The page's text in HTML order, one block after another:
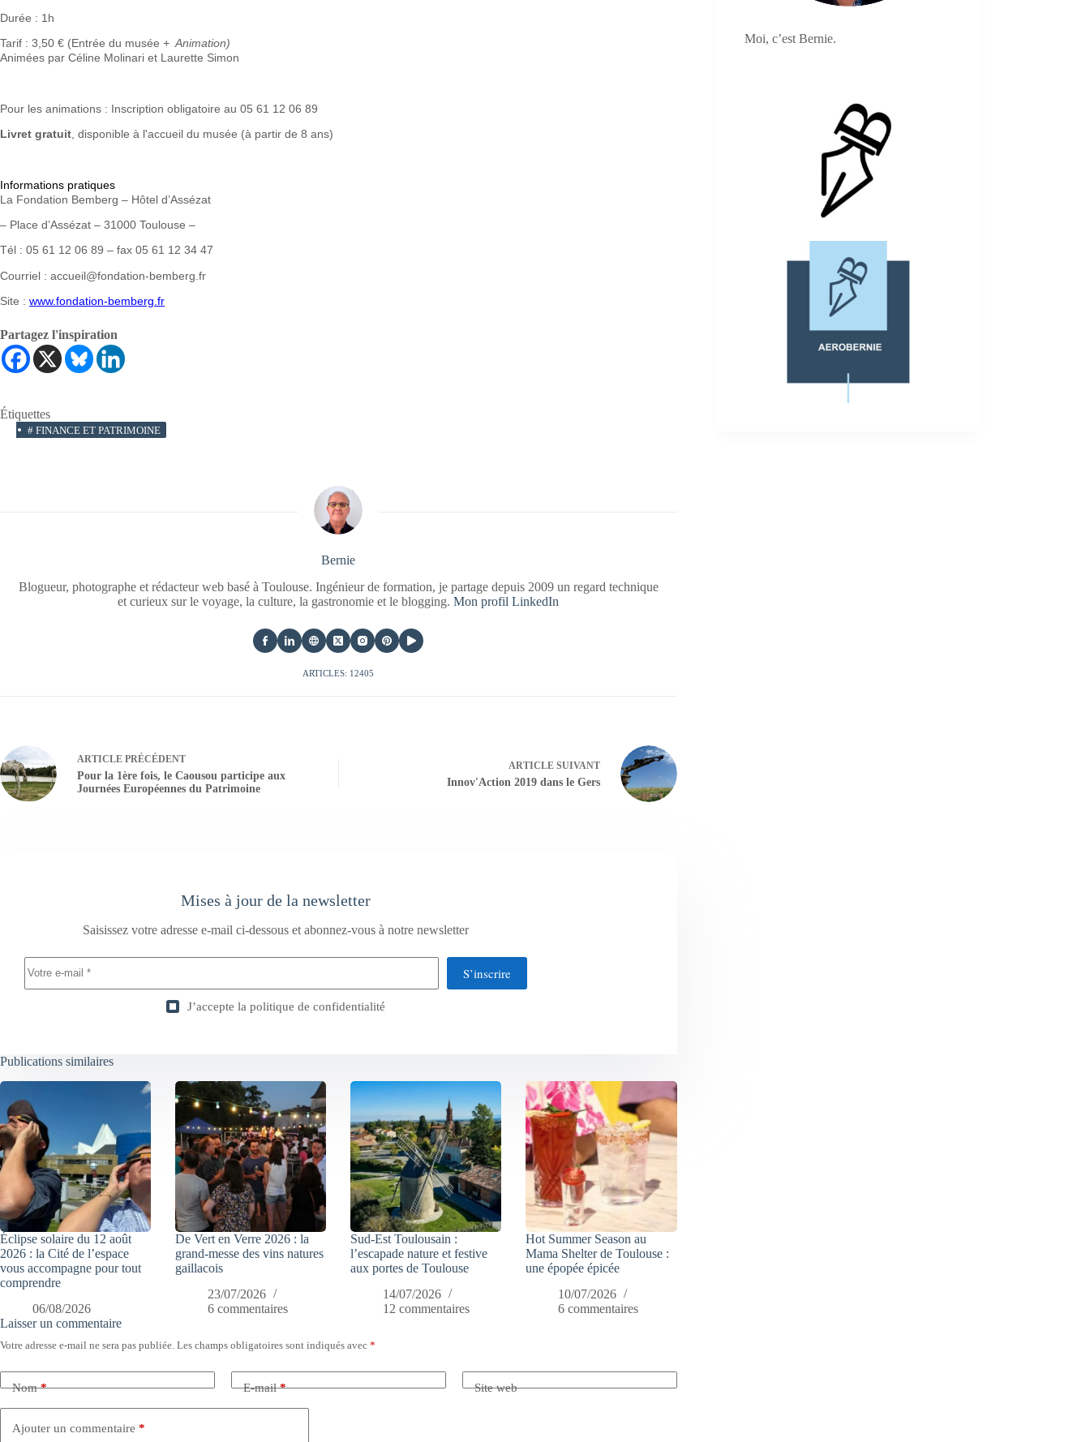
Durée : 1h
Tarif : 3,50 € (Entrée du musée + Animation)
Animées par Céline Molinari et Laurette Simon
Pour les animations : Inscription obligatoire au 05 61 12 06 89
Livret gratuit , disponible à l'accueil du musée (à partir de 8 ans)
Informations pratiques
La Fondation Bemberg – Hôtel d’Assézat
– Place d’Assézat – 31000 Toulouse –
Tél : 05 61 12 06 89 – fax 05 61 12 34 47
Courriel : accueil@fondation-bemberg.fr
Site : www.fondation-bemberg.fr
Partagez l'inspiration
Étiquettes
# FINANCE ET PATRIMOINE
Bernie
Blogueur, photographe et rédacteur web basé à Toulouse. Ingénieur de formation, je partage depuis 2009 un regard technique
et curieux sur le voyage, la culture, la gastronomie et le blogging.Mon profil LinkedIn
ARTICLES: 12405
ARTICLE PRÉCÉDENT
Pour la 1ère fois, le Caousou participe aux
Journées Européennes du Patrimoine
ARTICLESUIVANT
Innov'Action 2019 dans le Gers
Mises à jour de la newsletter
Saisissez votre adresse e-mail ci-dessous et abonnez-vous à notre newsletter
S’inscrire
J’accepte la politique de confidentialité
Publications similaires
Éclipse solaire du 12 août
2026 : la Cité de l’espace
vous accompagne pour tout
comprendre
06/08/2026
De Vert en Verre 2026 : la
grand-messe des vins natures
gaillacois
23/07/2026
6 commentaires
Sud-Est Toulousain :
l’escapade nature et festive
aux portes de Toulouse
14/07/2026
12 commentaires
Hot Summer Season au
Mama Shelter de Toulouse :
une épopée épicée
10/07/2026
6 commentaires
Laisser un commentaire
Votre adresse e-mail ne sera pas publiée. Les champs obligatoires sont indiqués avec *
Nom* E-mail* Site web
Ajouter un commentaire *
Moi, c’est Bernie.